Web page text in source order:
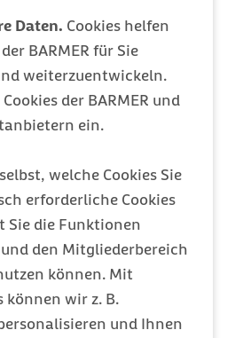
Daten. Cookies helfen
BARMER für Sie
weiterzuentwickeln.
der BARMER und
ein.
welche Cookies Sie
erforderliche Cookies
Sie die Funktionen
den Mitgliederbereich
können. Mit
können wir z. B.
und Ihnen
einhandelt.
mit dem passenden
vermeiden
sonnigen Tages im
zur
eigenen Standort kann
abgerufen werden.
während der
zu trinken. Für Gesunde
zwei Litern pro
bei großer Anstrengung
für Gärtner der